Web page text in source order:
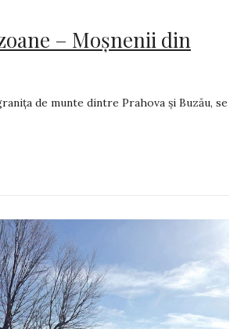
– Moșnenii din
de munte dintre Prahova și Buzău, se